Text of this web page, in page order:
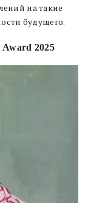
на такие
будущего.
2025